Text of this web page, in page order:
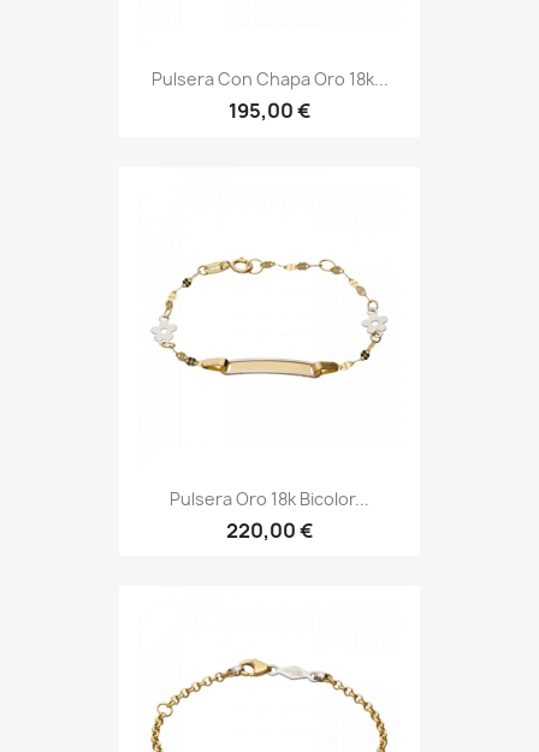
Pulsera Con Chapa Oro 18k...
195,00 €
Pulsera Oro 18k Bicolor...
220,00 €